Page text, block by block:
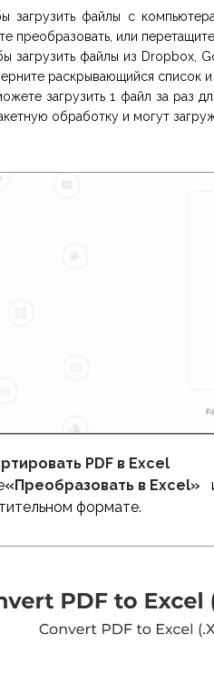
загрузить файлы с
преобразовать, или
загрузить файлы из Dropbox,
раскрывающийся список
загрузить 1 файл за раз
обработку и могут
PDF в Excel
«Преобразовать в Excel»
формате.